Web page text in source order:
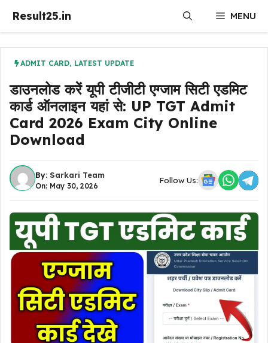
Result25.in MENU
ADMIT CARD, LATEST UPDATE
डाउनलोड करें यूपी टीजीटी एग्जाम सिटी एडमिट
कार्ड ऑनलाइन यहां से: UP TGT Admit
Card 2026 Exam City Online
Download
By: Sarkari Team
On: May 30, 2026
Follow Us: